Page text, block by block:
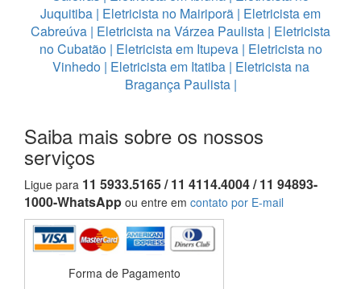
Juquitiba | Eletricista no Mairiporã | Eletricista em
Cabreúva | Eletricista na Várzea Paulista | Eletricista
no Cubatão| Eletricista em Itupeva| Eletricista no
Vinhedo| Eletricista em Itatiba| Eletricista na
Bragança Paulista|
Saiba mais sobre os nossos
serviços
Ligue para 11 5933.5165 / 11 4114.4004 / 11 94893-
1000-WhatsApp ou entre em contato por E-mail
Forma de Pagamento